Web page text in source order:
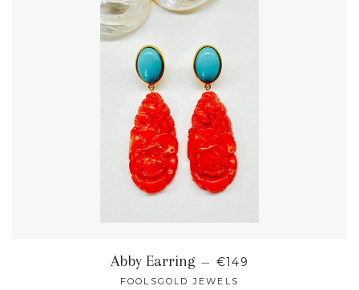
Abby Earring — NORMALER PREIS
€149
FOOLSGOLD JEWELS